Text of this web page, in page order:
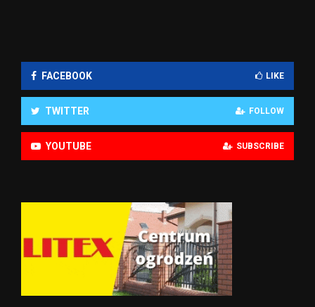
FACEBOOK LIKE
TWITTER FOLLOW
YOUTUBE SUBSCRIBE